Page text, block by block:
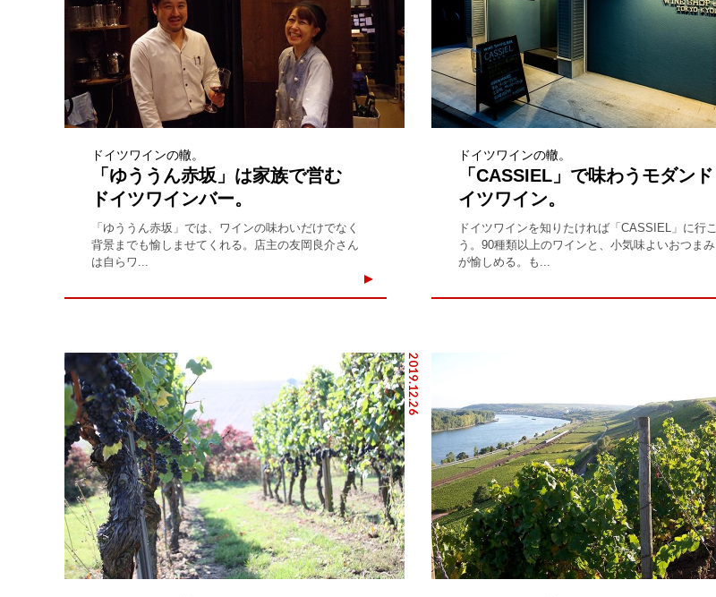
ドイツワインの轍。
「ゆううん赤坂」は家族で営む
ドイツワインバー。
「ゆううん赤坂」では、ワインの味わいだけでなく
背景までも愉しませてくれる。店主の友岡良介さん
は自らワ...
ドイツワインの轍。
「CASSIEL」で味わうモダンド
イツワイン。
ドイツワインを知りたければ「CASSIEL」に行こ
う。90種類以上のワインと、小気味よいおつまみ
が愉しめる。も...
2019.12.26